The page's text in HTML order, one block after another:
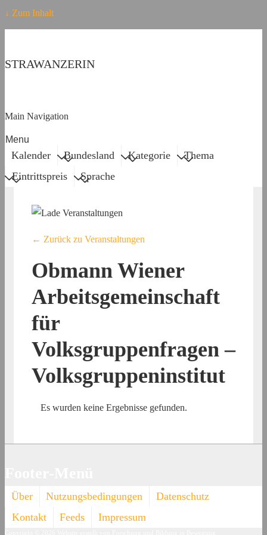
↓ Zum Inhalt
STRAWANZERIN
Main Navigation
Menu
Kalender Bundesland Kategorie
Thema
Eintrittspreis
Sprache
← Zurück zu Veranstaltungen
Obmann Wiener
Arbeitsgemeinschaft
für
Volksgruppenfragen –
Volksgruppeninstitut
Es wurden keine Ergebnisse gefunden.
Über Nutzungsbedingungen
Datenschutz
Kontakt
Feeds Impressum